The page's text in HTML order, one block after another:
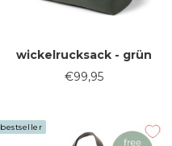
wickelrucksack - grün
Verkaufspreis
€99,95
bestseller